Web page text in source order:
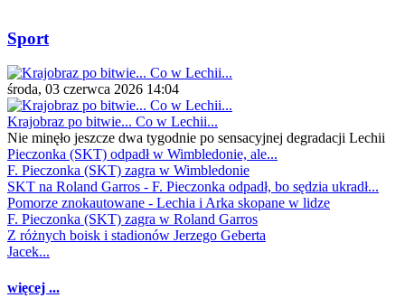
Sport
środa, 03 czerwca 2026 14:04
Krajobraz po bitwie... Co w Lechii...
Nie minęło jeszcze dwa tygodnie po sensacyjnej degradacji Lechii
Pieczonka (SKT) odpadł w Wimbledonie, ale...
F. Pieczonka (SKT) zagra w Wimbledonie
SKT na Roland Garros - F. Pieczonka odpadł, bo sędzia ukradł...
Pomorze znokautowane - Lechia i Arka skopane w lidze
F. Pieczonka (SKT) zagra w Roland Garros
Z różnych boisk i stadionów Jerzego Geberta
Jacek...
więcej ...